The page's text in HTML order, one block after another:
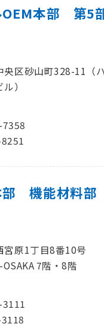
OEM本部 第5
央区砂山町328-11（
）
部 機能材料
宮原1丁目8番10号
7階・8階